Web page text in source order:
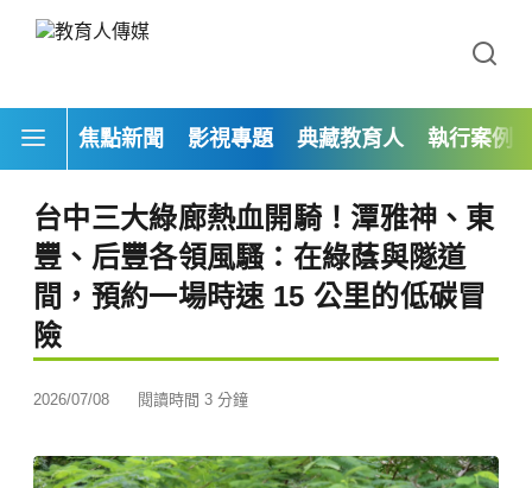
焦點新聞 影視專題 典藏教育人 執行案例
台中三大綠廊熱血開騎！潭雅神、東
豐、后豐各領風騷：在綠蔭與隧道
間，預約一場時速 15 公里的低碳冒
險
2026/07/08 閱讀時間 3 分鐘